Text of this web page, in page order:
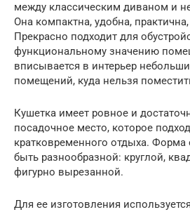
между классическим диваном и
Она компактна, удобна,
Прекрасно подходит для
функциональному значению
вписывается в интерьер
помещений, куда нельзя
Кушетка имеет ровное и
посадочное место, которое
кратковременного отдыха.
быть разнообразной: круглой,
фигурно вырезанной.
Для ее изготовления